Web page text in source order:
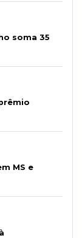
soma 35
MS e